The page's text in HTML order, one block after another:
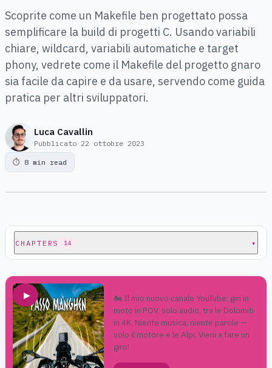
Scoprite come un Makefile ben progettato possa
semplificare la build di progetti C. Usando variabili
chiare, wildcard, variabili automatiche e target
phony, vedrete come il Makefile del progetto gnaro
sia facile da capire e da usare, servendo come guida
pratica per altri sviluppatori.
Luca Cavallin
Pubblicato 22 ottobre 2023
⏱ 8 min read
CHAPTERS 14 ▾
▶
🏍️ Il mio nuovo canale YouTube: giri in
moto in POV, solo audio, tra le Dolomiti
in 4K. Niente musica, niente parole —
solo il motore e le Alpi. Vieni a fare un
giro!